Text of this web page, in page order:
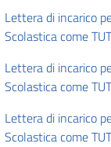
Lettera di incarico
Scolastica come
Lettera di incarico
Scolastica come
Lettera di incarico
Scolastica come